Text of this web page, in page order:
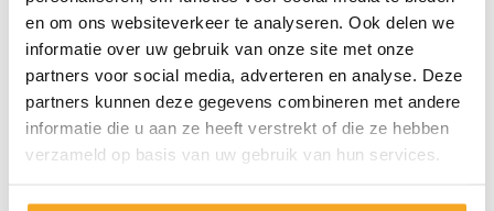
en om ons websiteverkeer te analyseren. Ook delen we
informatie over uw gebruik van onze site met onze
partners voor social media, adverteren en analyse. Deze
partners kunnen deze gegevens combineren met andere
informatie die u aan ze heeft verstrekt of die ze hebben
verzameld op basis van uw gebruik van hun services.
lang meegaat.
kwaliteit is belangrijk bij
uw werk.
Snel Betrouwbaar